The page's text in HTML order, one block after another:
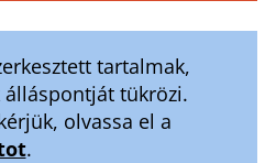
tartalmak,
tükrözi.
olvassa el a
.